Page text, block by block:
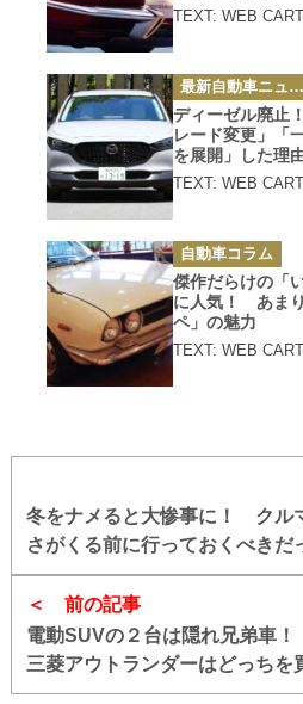
TEXT: WEB
カ
テ
ゴ
リ
ー
最新自動車ニュース
ディーゼル廃止
レード変更」「
を展開」した理
TEXT: WEB
カ
テ
ゴ
リ
ー
自動車コラム
傑作だらけの「
に人気！ あま
ペ」の魅力
TEXT: WEB
前の記事
電動SUVの２台は隠れ兄弟車
三菱アウトランダーはどっちを
した
冬をナメると大惨事に！ クル
さがくる前に行っておくべきだ